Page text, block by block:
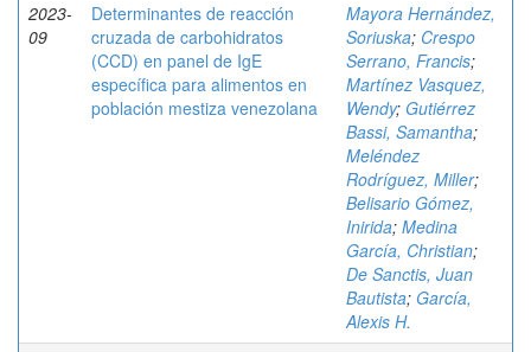
2023-
09
Determinantes de reacción
cruzada de carbohidratos
(CCD) en panel de IgE
específica para alimentos en
población mestiza venezolana
Mayora Hernández,
Soriuska; Crespo
Serrano, Francis;
Martínez Vasquez,
Wendy; Gutiérrez
Bassi, Samantha;
Meléndez
Rodríguez, Miller;
Belisario Gómez,
Inirida; Medina
García, Christian;
De Sanctis, Juan
Bautista; García,
Alexis H.